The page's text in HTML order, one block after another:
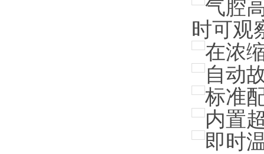
气腔
时可观
在浓
自动
标准
内置
即时